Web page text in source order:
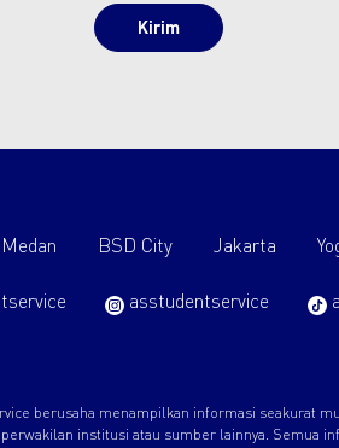
Medan BSD City Jakarta
asstudentservice
berusaha menampilkan informasi seakurat
institusi atau sumber lainnya. Semua